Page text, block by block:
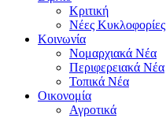
Κριτική
Νέες Κυκλοφορίες
Κοινωνία
Νομαρχιακά Νέα
Περιφερειακά Νέα
Τοπικά Νέα
Οικονομία
Αγροτικά